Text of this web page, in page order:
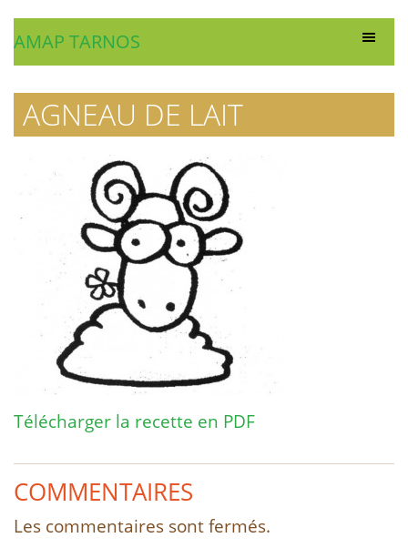
AMAP TARNOS
AGNEAU DE LAIT
Télécharger la recette en PDF
COMMENTAIRES
Les commentaires sont fermés.